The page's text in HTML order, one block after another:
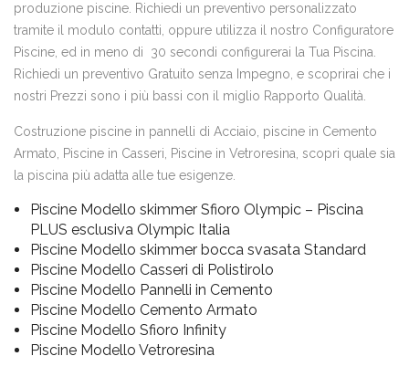
produzione piscine. Richiedi un preventivo personalizzato
tramite il modulo contatti, oppure utilizza il nostro Configuratore
Piscine, ed in meno di 30 secondi configurerai la Tua Piscina.
Richiedi un preventivo Gratuito senza Impegno, e scoprirai che i
nostri Prezzi sono i più bassi con il miglio Rapporto Qualità.
Costruzione piscine in pannelli di Acciaio, piscine in Cemento
Armato, Piscine in Casseri, Piscine in Vetroresina, scopri quale sia
la piscina più adatta alle tue esigenze.
Piscine Modello skimmer Sfioro Olympic – Piscina
PLUS esclusiva Olympic Italia
Piscine Modello skimmer bocca svasata Standard
Piscine Modello Casseri di Polistirolo
Piscine Modello Pannelli in Cemento
Piscine Modello Cemento Armato
Piscine Modello Sfioro Infinity
Piscine Modello Vetroresina